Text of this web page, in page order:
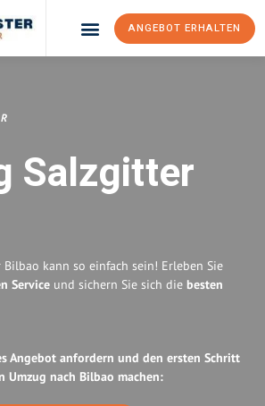
ANGEBOT ERHALTEN
Salzgitter
kann so einfach sein! Erleben Sie
Service und sichern Sie sich die besten
Angebot anfordern und den ersten Schritt
Umzug nach Bilbao machen: